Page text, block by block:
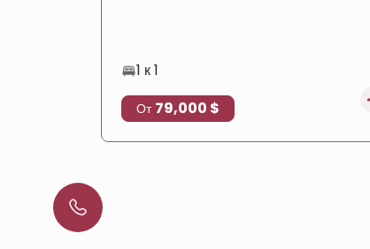
1 к 1
От 79,000 $